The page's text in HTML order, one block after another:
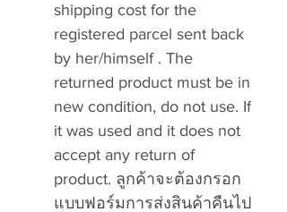
shipping cost for the
registered parcel sent back
by her/himself . The
returned product must be in
new condition, do not use. If
it was used and it does not
accept any return of
product. ลูกค้าจะต้องกรอก
แบบฟอร์มการส่งสินค้าคืนไป